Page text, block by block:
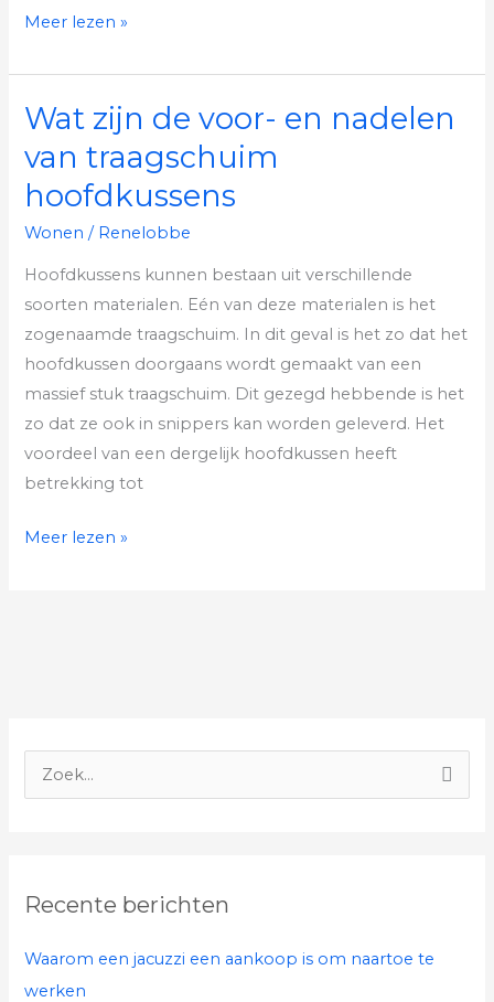
Meer lezen »
Wat zijn de voor- en nadelen
van traagschuim
hoofdkussens
Wonen / Renelobbe
Hoofdkussens kunnen bestaan uit verschillende
soorten materialen. Eén van deze materialen is het
zogenaamde traagschuim. In dit geval is het zo dat het
hoofdkussen doorgaans wordt gemaakt van een
massief stuk traagschuim. Dit gezegd hebbende is het
zo dat ze ook in snippers kan worden geleverd. Het
voordeel van een dergelijk hoofdkussen heeft
betrekking tot
Wat
de
voor-
en
Meer lezen »
n
Recente berichten
Waarom een jacuzzi een aankoop is om naartoe te
werken